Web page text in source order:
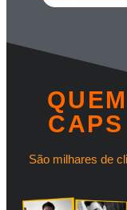
São milhares de